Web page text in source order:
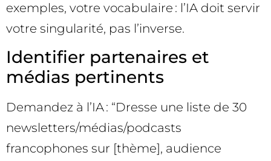
exemples, votre vocabulaire : l’IA doit servir
votre singularité, pas l’inverse.
Identifier partenaires et
médias pertinents
Demandez à l’IA : “Dresse une liste de 30
newsletters/médias/podcasts
francophones sur [thème], audience